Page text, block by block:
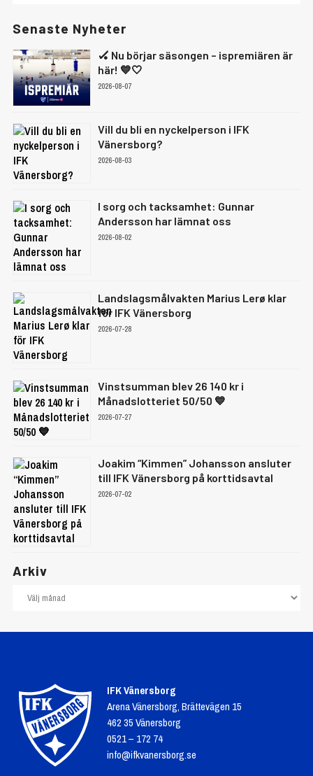
Senaste Nyheter
🏑 Nu börjar säsongen – ispremiären är
här! 💙🤍
2026-08-07
Vill du bli en nyckelperson i IFK
Vänersborg?
2026-08-03
I sorg och tacksamhet: Gunnar
Andersson har lämnat oss
2026-08-02
Landslagsmålvakten Marius Lerø klar
för IFK Vänersborg
2026-07-28
Vinstsumman blev 26 140 kr i
Månadslotteriet 50/50 💙
2026-07-27
Joakim “Kimmen” Johansson ansluter
till IFK Vänersborg på korttidsavtal
2026-07-02
Arkiv
IFK Vänersborg
Arena Vänersborg, Brättevägen 15
462 35 Vänersborg
0521 – 172 74
info@ifkvanersborg.se